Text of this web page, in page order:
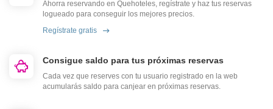
Ahorra reservando en Quehoteles, regístrate y haz tus reservas
logueado para conseguir los mejores precios.
Regístrate gratis
Consigue saldo para tus próximas reservas
Cada vez que reserves con tu usuario registrado en la web
acumularás saldo para canjear en próximas reservas.